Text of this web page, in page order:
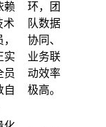
赖
术
实
员
自
环，团
队数据
协同、
业务联
动效率
极高。